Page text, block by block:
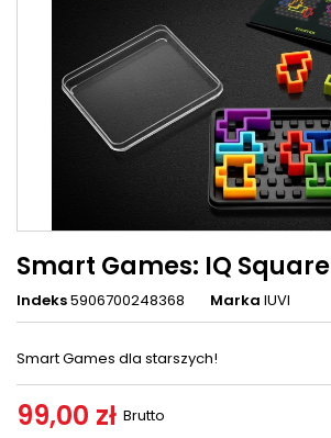
Smart Games: IQ Square
Indeks5906700248368 Marka IUVI
Smart Games dla starszych!
99,00 zł Brutto